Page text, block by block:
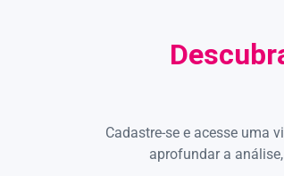
Cadastre-se e acesse uma
aprofundar a